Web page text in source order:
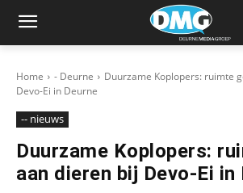
Home - Deurne
Duurzame Koplopers: ruimte
Devo-Ei in Deurne
-- nieuws
Duurzame Koplopers:
aan dieren bij Devo-Ei in